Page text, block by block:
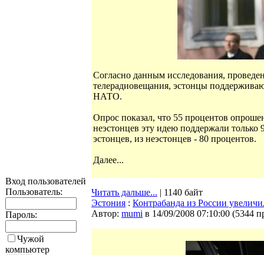
Вход пользователей
Пользователь:
Пароль:
Чужой
компьютер
Согласно данным исследования,
телерадиовещания, эстонцы
НАТО.
Опрос показал, что 55 процентов
неэстонцев эту идею поддержали
эстонцев, из неэстонцев - 80 процентов.
Далее...
Читать дальше... | 1140 байт
Эстония : Контрабанда из России
Автор: mumi в 14/09/2008 07:10:00 (5344